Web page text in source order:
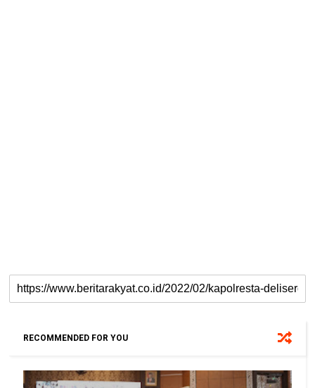
RECOMMENDED FOR YOU